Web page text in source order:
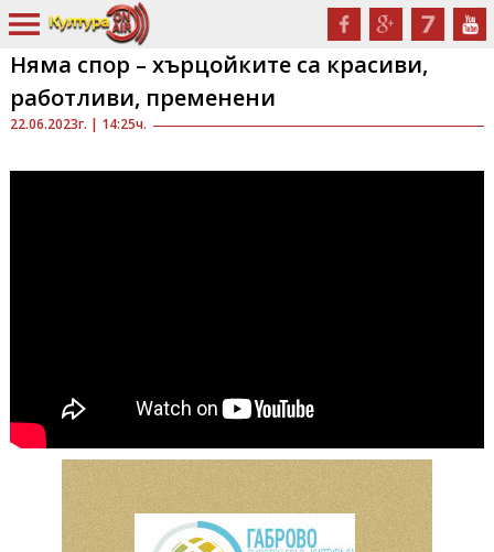
22.06.2023г. | 14:25ч.
Няма спор – хърцойките са красиви,
работливи, пременени